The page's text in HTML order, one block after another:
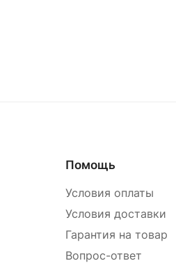
Помощь
Условия оплаты
Условия доставки
Гарантия на товар
Вопрос-ответ